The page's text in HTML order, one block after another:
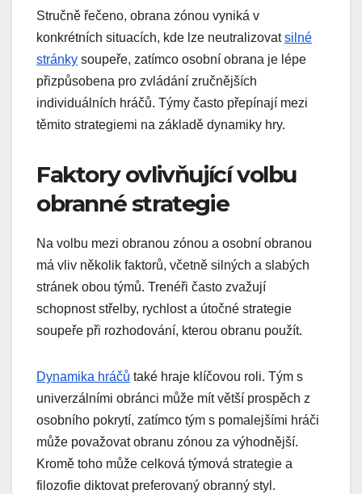
Stručně řečeno, obrana zónou vyniká v
konkrétních situacích, kde lze neutralizovatsilné
stránky soupeře, zatímco osobní obrana je lépe
přizpůsobena pro zvládání zručnějších
individuálních hráčů. Týmy často přepínají mezi
těmito strategiemi na základě dynamiky hry.
Faktory ovlivňující volbu
obranné strategie
Na volbu mezi obranou zónou a osobní obranou
má vliv několik faktorů, včetně silných a slabých
stránek obou týmů. Trenéři často zvažují
schopnost střelby, rychlost a útočné strategie
soupeře při rozhodování, kterou obranu použít.
Dynamika hráčů také hraje klíčovou roli. Tým s
univerzálními obránci může mít větší prospěch z
osobního pokrytí, zatímco tým s pomalejšími hráči
může považovat obranu zónou za výhodnější.
Kromě toho může celková týmová strategie a
filozofie diktovat preferovaný obranný styl.